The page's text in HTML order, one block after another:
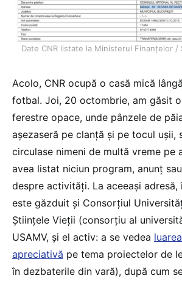
Date CNR listate la Ministerul Finanțelor /
Acolo, CNR ocupă o casă mică
fotbal. Joi, 20 octombrie, am găsit
ferestre opace, unde pânzele de
așezaseră pe clanță și pe tocul ușii,
circulase nimeni de multă vreme pe
avea listat niciun program, anunț
despre activități. La aceeași
este găzduit și Consorțiul
Științele Vieții (consorțiu al
USAMV, și el activ: a se vedea
apreciativă pe tema proiectelor de
în dezbaterile din vară), după cum